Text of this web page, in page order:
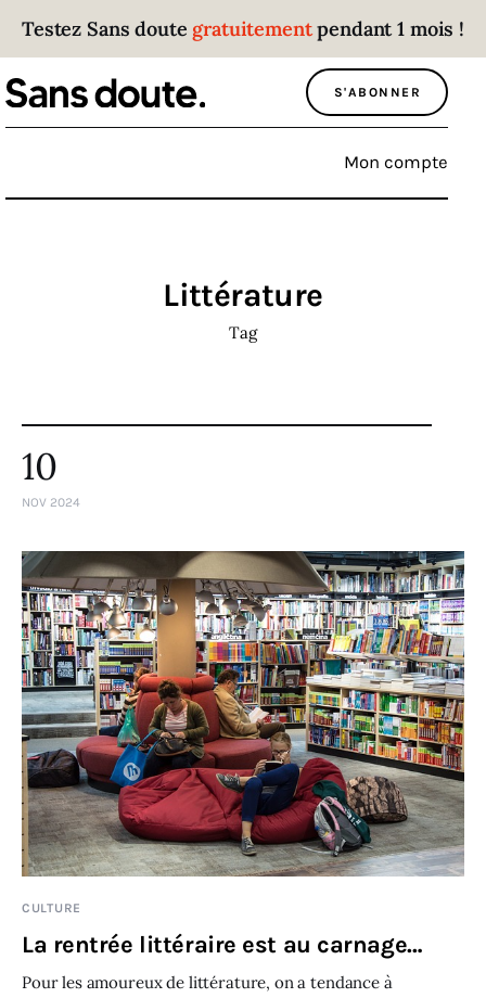
Testez Sans doute gratuitementpendant 1 mois !
S'ABONNER
Mon compte
Sans doute
Parce que plus personne n’écoute les gens
qui ont des choses à dire.
Politique
Sport
Société
Idées
Humour
Littérature
Tag
10
NOV 2024
CULTURE
La rentrée littéraire est au carnage…
Pour les amoureux de littérature, on a tendance à